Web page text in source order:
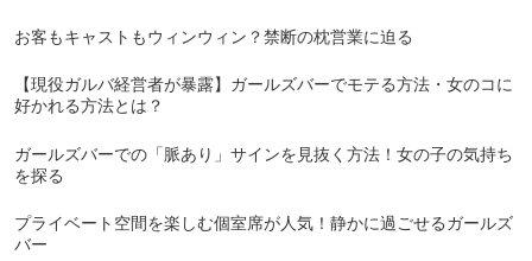
お客もキャストもウィンウィン？禁断の枕営業に迫る
【現役ガルバ経営者が暴露】ガールズバーでモテる方法・女のコに
好かれる方法とは？
ガールズバーでの「脈あり」サインを見抜く方法！女の子の気持ち
を探る
プライベート空間を楽しむ個室席が人気！静かに過ごせるガールズ
バー